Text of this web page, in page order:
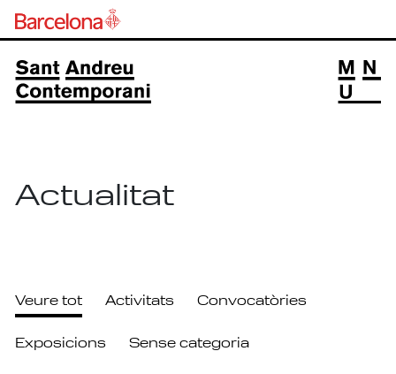
Actualitat
Veure tot Activitats Convocatòries
Exposicions Sense categoria